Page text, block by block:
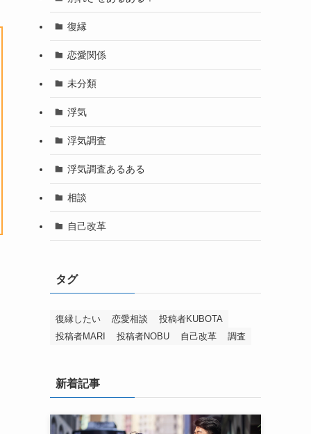
復縁
恋愛関係
未分類
浮気
浮気調査
浮気調査あるある
相談
自己改革
タグ
復縁したい 恋愛相談
投稿者KUBOTA
投稿者MARI
投稿者NOBU 自己改革 調査
新着記事